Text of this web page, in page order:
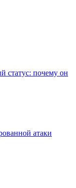
статус: почему он
атаки